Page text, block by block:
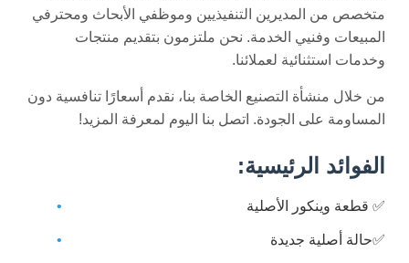
متخصص من المديرين التنفيذيين وموظفي الأبحاث ومحترفي
المبيعات وفنيي الخدمة. نحن ملتزمون بتقديم منتجات
وخدمات استثنائية لعملائنا.
من خلال منشأة التصنيع الخاصة بنا، نقدم أسعارًا تنافسية دون
المساومة على الجودة. اتصل بنا اليوم لمعرفة المزيد!
الفوائد الرئيسية:
✅ قطعة وينكور الأصلية
✅حالة أصلية جديدة